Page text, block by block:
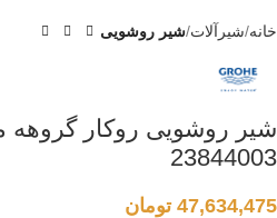
خانه شیرآلات شیر روشویی
23844003
47,634,475 تومان